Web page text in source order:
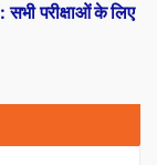
परीक्षाओं के लिए